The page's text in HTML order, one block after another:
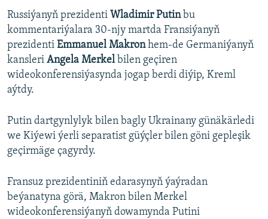
Russiýanyň prezidenti Wladimir Putinbu
kommentariýalara 30-njy martda Fransiýanyň
prezidenti Emmanuel Makronhem-de Germaniýanyň
kansleri Angela Merkelbilen geçiren
wideokonferensiýasynda jogap berdi diýip, Kreml
aýtdy.
Putin dartgynlylyk bilen bagly Ukrainany günäkärledi
we Kiýewi ýerli separatist güýçler bilen göni gepleşik
geçirmäge çagyrdy.
Fransuz prezidentiniň edarasynyň ýaýradan
beýanatyna görä, Makron bilen Merkel
wideokonferensiýanyň dowamynda Putini